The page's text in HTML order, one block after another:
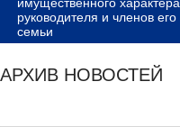
руководителя и членов его
семьи
АРХИВ НОВОСТЕЙ